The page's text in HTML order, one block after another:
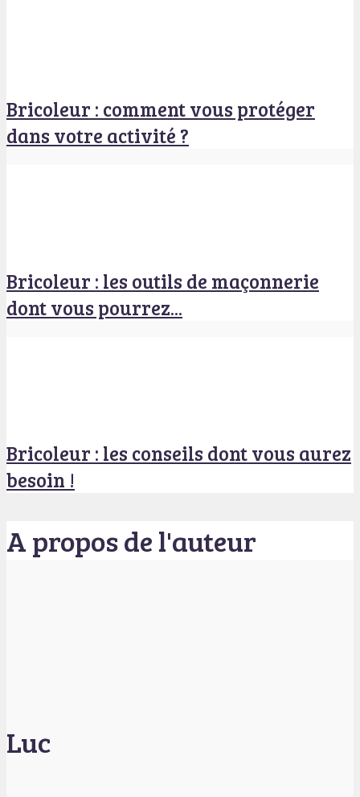
Bricoleur : comment vous protéger
dans votre activité ?
Bricoleur : les outils de maçonnerie
dont vous pourrez...
Bricoleur : les conseils dont vous aurez
besoin !
A propos de l'auteur
Luc